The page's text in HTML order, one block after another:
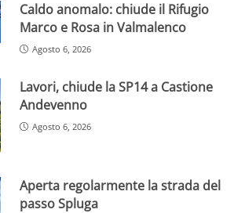
Caldo anomalo: chiude il Rifugio
Marco e Rosa in Valmalenco
Agosto 6, 2026
Lavori, chiude la SP14 a Castione
Andevenno
Agosto 6, 2026
Aperta regolarmente la strada del
passo Spluga